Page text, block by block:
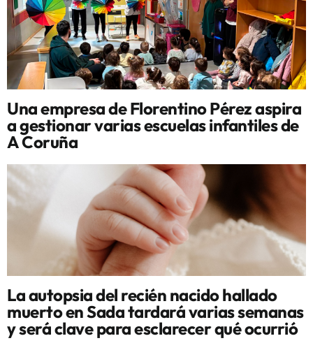
Una empresa de Florentino Pérez aspira
a gestionar varias escuelas infantiles de
A Coruña
La autopsia del recién nacido hallado
muerto en Sada tardará varias semanas
y será clave para esclarecer qué ocurrió